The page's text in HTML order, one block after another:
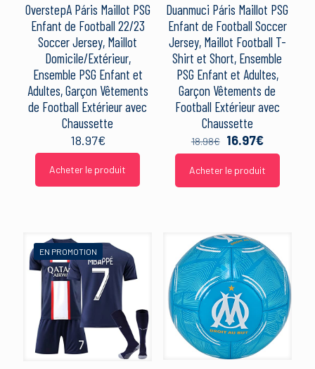
OverstepA Páris Maillot PSG
Enfant de Football 22/23
Soccer Jersey, Maillot
Domicile/Extérieur,
Ensemble PSG Enfant et
Adultes, Garçon Vêtements
de Football Extérieur avec
Chaussette
18.97€
Acheter le produit
Duanmuci Páris Maillot PSG
Enfant de Football Soccer
Jersey, Maillot Football T-
Shirt et Short, Ensemble
PSG Enfant et Adultes,
Garçon Vêtements de
Football Extérieur avec
Chaussette
18.98€ Le
prix
initial
était :
16.97€Le
prix
actuel
est :
Acheter le produit
EN PROMOTION